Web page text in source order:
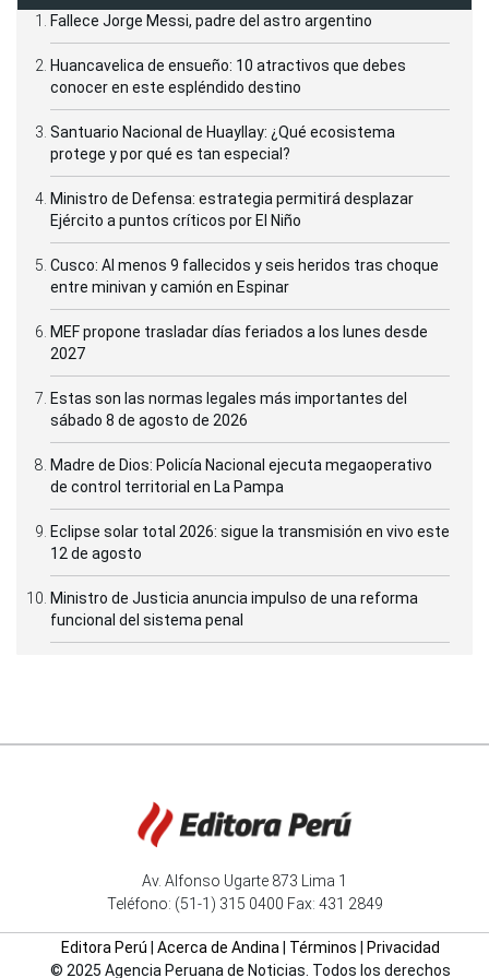
Fallece Jorge Messi, padre del astro argentino
Huancavelica de ensueño: 10 atractivos que debes
conocer en este espléndido destino
Santuario Nacional de Huayllay: ¿Qué ecosistema
protege y por qué es tan especial?
Ministro de Defensa: estrategia permitirá desplazar
Ejército a puntos críticos por El Niño
Cusco: Al menos 9 fallecidos y seis heridos tras choque
entre minivan y camión en Espinar
MEF propone trasladar días feriados a los lunes desde
2027
Estas son las normas legales más importantes del
sábado 8 de agosto de 2026
Madre de Dios: Policía Nacional ejecuta megaoperativo
de control territorial en La Pampa
Eclipse solar total 2026: sigue la transmisión en vivo este
12 de agosto
Ministro de Justicia anuncia impulso de una reforma
funcional del sistema penal
Av. Alfonso Ugarte 873 Lima 1
Teléfono: (51-1) 315 0400 Fax: 431 2849
Editora Perú Acerca de Andina Términos
Privacidad
© 2025 Agencia Peruana de Noticias. Todos los derechos